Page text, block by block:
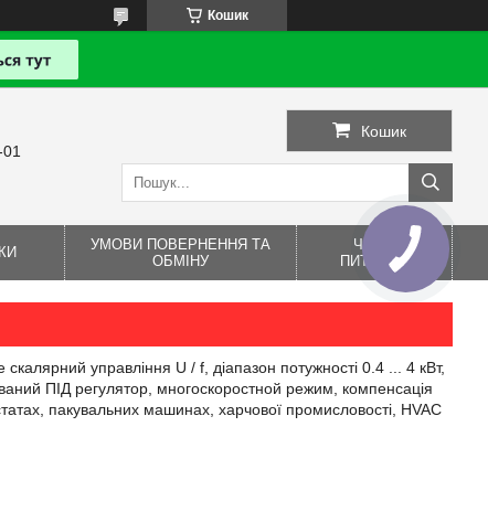
Кошик
01
Кошик
УМОВИ ПОВЕРНЕННЯ ТА
ОБМІНУ
ЧАСТІ
ПИТАННЯ
управління U / f, діапазон потужності 0.4 ... 4 кВт,
ПІД регулятор, многоскоростной режим, компенсація
пакувальних машинах, харчової промисловості, HVAC